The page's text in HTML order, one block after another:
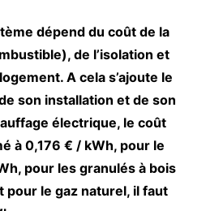
dépend du coût de la
de l’isolation et
A cela s’ajoute le
son installation et de son
électrique, le coût
à 0,176 € / kWh, pour le
pour les granulés à bois
pour le gaz naturel, il faut